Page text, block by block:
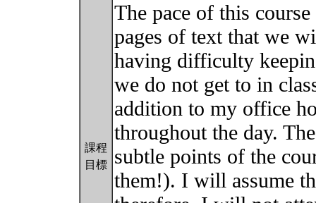
課程
目標
The pace of this
pages of text that we
having difficulty
we do not get to in
addition to my office
throughout the day.
subtle points of the
them!). I will assume